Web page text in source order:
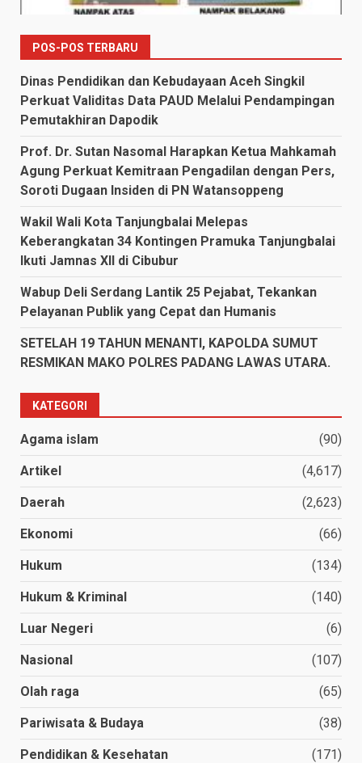
POS-POS TERBARU
Dinas Pendidikan dan Kebudayaan Aceh Singkil
Perkuat Validitas Data PAUD Melalui Pendampingan
Pemutakhiran Dapodik
Prof. Dr. Sutan Nasomal Harapkan Ketua Mahkamah
Agung Perkuat Kemitraan Pengadilan dengan Pers,
Soroti Dugaan Insiden di PN Watansoppeng
Wakil Wali Kota Tanjungbalai Melepas
Keberangkatan 34 Kontingen Pramuka Tanjungbalai
Ikuti Jamnas XII di Cibubur
Wabup Deli Serdang Lantik 25 Pejabat, Tekankan
Pelayanan Publik yang Cepat dan Humanis
SETELAH 19 TAHUN MENANTI, KAPOLDA SUMUT
RESMIKAN MAKO POLRES PADANG LAWAS UTARA.
KATEGORI
Agama islam (90)
Artikel (4,617)
Daerah (2,623)
Ekonomi (66)
Hukum (134)
Hukum & Kriminal (140)
Luar Negeri (6)
Nasional (107)
Olah raga (65)
Pariwisata & Budaya (38)
Pendidikan & Kesehatan
(171)